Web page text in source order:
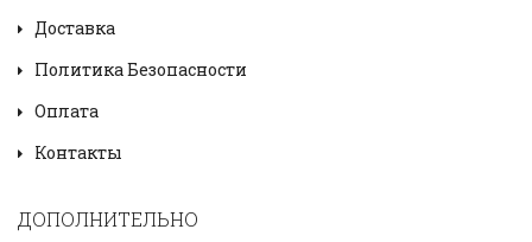
Доставка
Политика Безопасности
Оплата
Контакты
ДОПОЛНИТЕЛЬНО